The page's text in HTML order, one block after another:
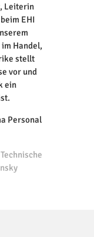
Leiterin
EHI
Handel,
stellt
vor und
ein
Personal